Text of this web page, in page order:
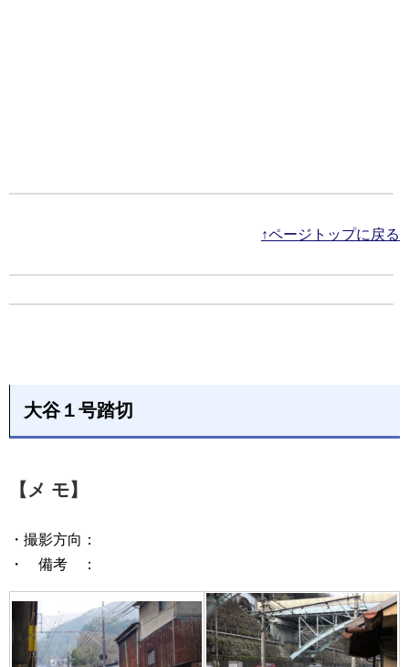
↑ページトップに戻る
大谷１号踏切
【メ モ】
・撮影方向：
・ 備考 ：